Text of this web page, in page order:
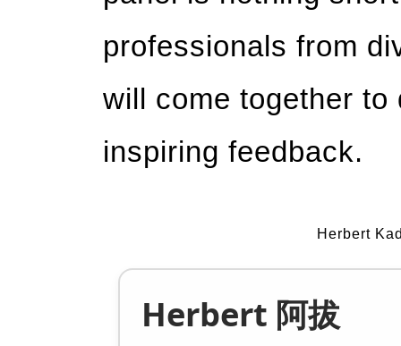
professionals from
will come together
inspiring feedback.
Herbert
Herbert 阿拔